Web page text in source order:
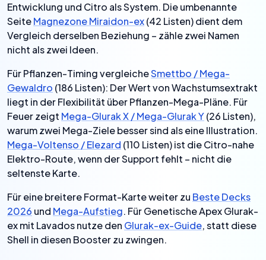
Entwicklung und Citro als System. Die umbenannte
SeiteMagnezone Miraidon-ex(42 Listen) dient dem
Vergleich derselben Beziehung – zähle zwei Namen
nicht als zwei Ideen.
Für Pflanzen-Timing vergleicheSmettbo / Mega-
Gewaldro (186 Listen): Der Wert von Wachstumsextrakt
liegt in der Flexibilität über Pflanzen-Mega-Pläne. Für
Feuer zeigt Mega-Glurak X / Mega-Glurak Y(26 Listen),
warum zwei Mega-Ziele besser sind als eine Illustration.
Mega-Voltenso / Elezard (110 Listen) ist die Citro-nahe
Elektro-Route, wenn der Support fehlt – nicht die
seltenste Karte.
Für eine breitere Format-Karte weiter zu Beste Decks
2026 und Mega-Aufstieg. Für Genetische Apex Glurak-
ex mit Lavados nutze den Glurak-ex-Guide, statt diese
Shell in diesen Booster zu zwingen.